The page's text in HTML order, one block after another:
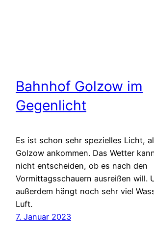
Bahnhof Golzow im
Gegenlicht
Es ist schon sehr spezielles Licht,
Golzow ankommen. Das Wetter
nicht entscheiden, ob es nach den
Vormittagsschauern ausreißen will.
außerdem hängt noch sehr viel
Luft.
7. Januar 2023